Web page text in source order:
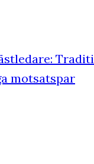
motsatspar